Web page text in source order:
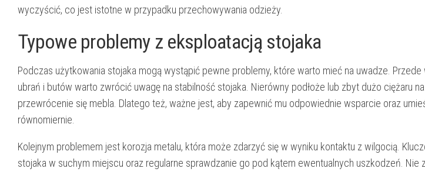
wyczyścić, co jest istotne w przypadku przechowywania odzieży.
Typowe problemy z eksploatacją stojaka
Podczas użytkowania stojaka mogą wystąpić pewne problemy, które warto mieć na uwadze.
ubrań i butów warto zwrócić uwagę na stabilność stojaka. Nierówny podłoże lub zbyt dużo ciężaru
przewrócenie się mebla. Dlatego też, ważne jest, aby zapewnić mu odpowiednie wsparcie oraz
równomiernie.
Kolejnym problemem jest korozja metalu, która może zdarzyć się w wyniku kontaktu z wilgocią.
stojaka w suchym miejscu oraz regularne sprawdzanie go pod kątem ewentualnych uszkodzeń. Nie